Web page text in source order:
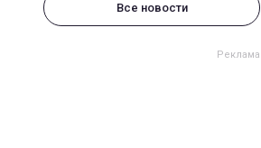
Все новости